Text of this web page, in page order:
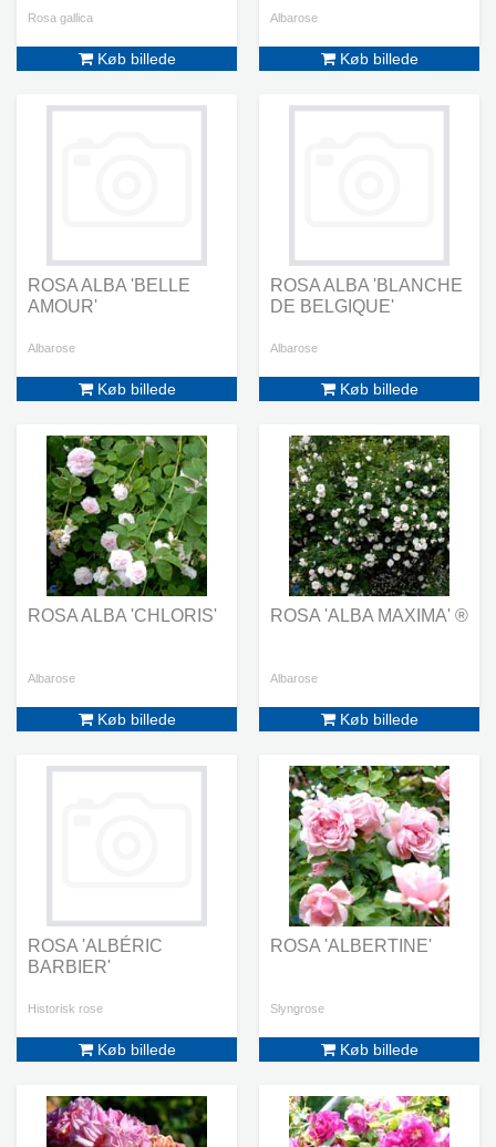
Rosa gallica
Køb billede
Albarose
Køb billede
ROSA ALBA 'BELLE
AMOUR'
Albarose
Køb billede
ROSA ALBA 'BLANCHE
DE BELGIQUE'
Albarose
Køb billede
ROSA ALBA 'CHLORIS'
Albarose
Køb billede
ROSA 'ALBA MAXIMA' ®
Albarose
Køb billede
ROSA 'ALBÉRIC
BARBIER'
Historisk rose
Køb billede
ROSA 'ALBERTINE'
Slyngrose
Køb billede